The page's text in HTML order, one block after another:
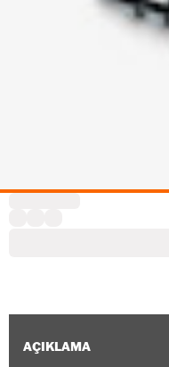
AÇIKLAMA